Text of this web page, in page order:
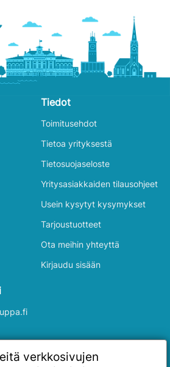
Tiedot
Toimitusehdot
Tietoa yrityksestä
Tietosuojaseloste
Yritysasiakkaiden tilausohjeet
Usein kysytyt kysymykset
Tarjoustuotteet
Ota meihin yhteyttä
Kirjaudu sisään
4
verkkosivujen